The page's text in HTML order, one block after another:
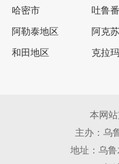
哈密市 吐鲁
阿勒泰地区 阿克
和田地区 克拉
本网站
主办：乌
地址：乌